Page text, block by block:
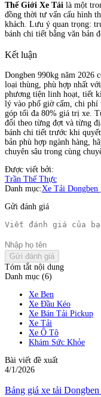
Thế Giới Xe Tải là một
đồng thời tư vấn cấu hình
khách. Lưu ý quan trọng:
bánh chi tiết bằng văn bản
Kết luận
Dongben 990kg năm 2026
loại thùng, phù hợp nhất
phương tiện linh hoạt, tiết
lý vào phố giờ cấm, chi phí
góp tối đa 80% giá trị xe.
đổi theo từng đợt và từng
bánh chi tiết trước khi
bản phù hợp ngành hàng,
chuyên sâu trong cùng
Được viết bởi:
Trần Thế Thực
Danh mục:Xe Tải Dongben
Gửi đánh giá
Gửi đánh giá
Tóm tắt nội dung
Danh mục (6)
Xe Ben
Xe Đầu Kéo
Xe Bán Tải Pickup
Xe Tải
Xe Ô Tô
Khám Sức Khỏe
Bài viết đề xuất
4/1/2026
Bảng giá xe tải